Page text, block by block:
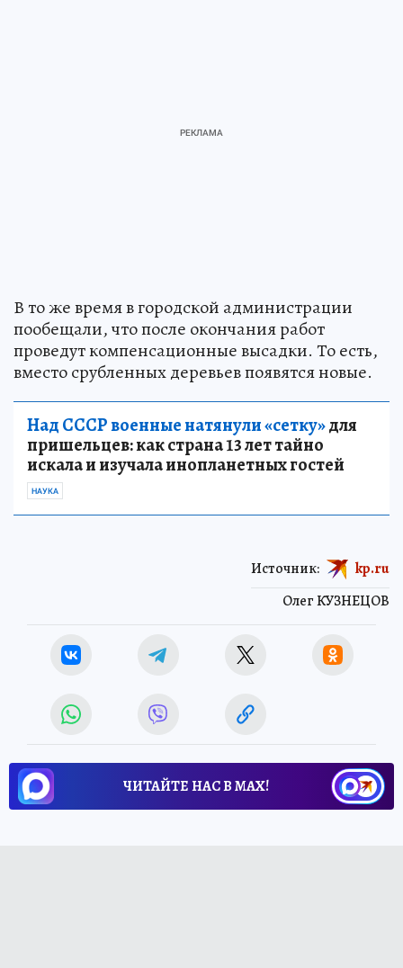
В то же время в городской администрации
пообещали, что после окончания работ
проведут компенсационные высадки. То есть,
вместо срубленных деревьев появятся новые.
Над СССР военные натянули «сетку»для
пришельцев: как страна 13 лет тайно
искала и изучала инопланетных гостей
НАУКА
Олег КУЗНЕЦОВ
Источник: kp.ru
ЧИТАЙТЕ НАС В МАХ!